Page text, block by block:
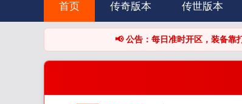
首页 传奇版本 传世版本
📢 公告：每日准时开区，装备靠打，人气火爆